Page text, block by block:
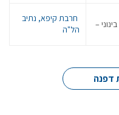
בינוני –
חרבת קיפא, נתיב
הל"ה
דפנה